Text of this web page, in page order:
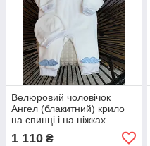
Велюровий чоловічок
Ангел (блакитний) крило
на спинці і на ніжках
1 110 ₴